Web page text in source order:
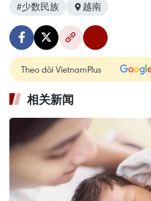
#少数民族
越南
Theo dõi VietnamPlus
相关新闻